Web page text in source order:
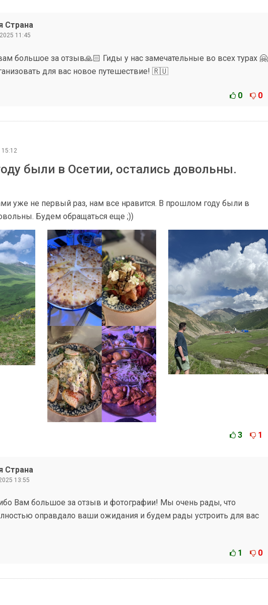
Страна
11:45
большое за отзыв🙏🏻 Гиды у нас замечательные во всех турах 🤗
для вас новое путешествие! 🇷🇺
0 0
15:12
были в Осетии, остались довольны.
уже не первый раз, нам все нравится. В прошлом году были в
Будем обращаться еще ;))
3 1
Страна
13:55
Вам большое за отзыв и фотографии! Мы очень рады, что
оправдало ваши ожидания и будем рады устроить для вас
1 0